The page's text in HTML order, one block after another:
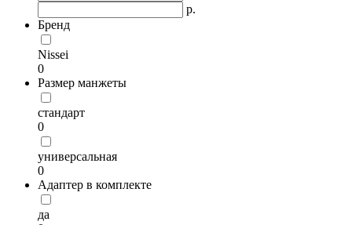
р.
Бренд
Nissei
0
Размер манжеты
стандарт
0
универсальная
0
Адаптер в комплекте
да